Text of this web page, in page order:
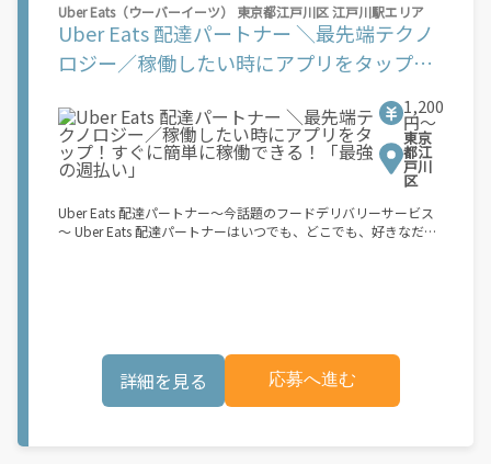
\"\"がいつでも 好きな時間＝稼ぐ時間に！ 家事や授業、サークル
活動など忙しいからこそ、空いた時間を有効活用！自分にあった
スタイルで稼働できます。 「休日に１時間だけ…！」 「予定がな
くなったから今日稼ぐか...！」 時間も場所も自分次第！ 【原付
and普通自動車免許をお持ちの人 【軽貨物またはバイク（125cc
超）もOKですが、その場合は...】 事業用ナンバー（軽自動車の場
合は黒ナンバー、バイクの場合は緑ナンバー）が必要になりま
す。 ※稼働できるのは、あなたの街で Uber Eats のサービスが開
始してからになります。サービス開始日は、アカウント作成後に
市でのサービス開始に向けた準備を進めており、現在、配達パー
トナー希望者に対してプラットフォームへの事前登録の機会を提
\"\"\"\"\"
Uber Eats（ウーバーイーツ） 東京都江戸川区 江戸川駅エリア
Uber Eats 配達パートナー ＼最先端テクノ
ロジー／稼働したい時にアプリをタップ！
い」
1,200
円〜
東京
都江
戸川
区
Uber Eats 配達パートナー～今話題のフードデリバリーサービス
～ Uber Eats 配達パートナーはいつでも、どこでも、好きなだけ
題ありません！ ★自分の自転車・原付バイク(125cc以下)・軽貨
物車両でOK！ ★私服でOK！ ＼万がイチという時も安心！事故の
時は安心の傷害補償！／ 必要なのは【自転車】と【スマホ】の
詳細を見る 応募へ進む